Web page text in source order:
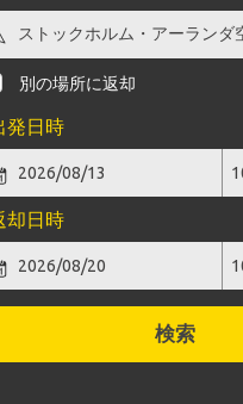
別の場所に返却
発日時
却日時
検索